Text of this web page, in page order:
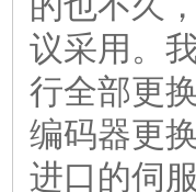
议采用。
行全部更
编码器更
进口的伺